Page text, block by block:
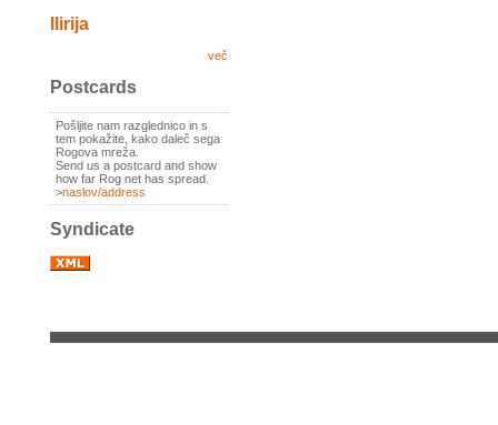
Ilirija
več
Postcards
Pošljite nam razglednico in s
tem pokažite, kako daleč sega
Rogova mreža.
Send us a postcard and show
how far Rog net has spread.
>naslov/address
Syndicate